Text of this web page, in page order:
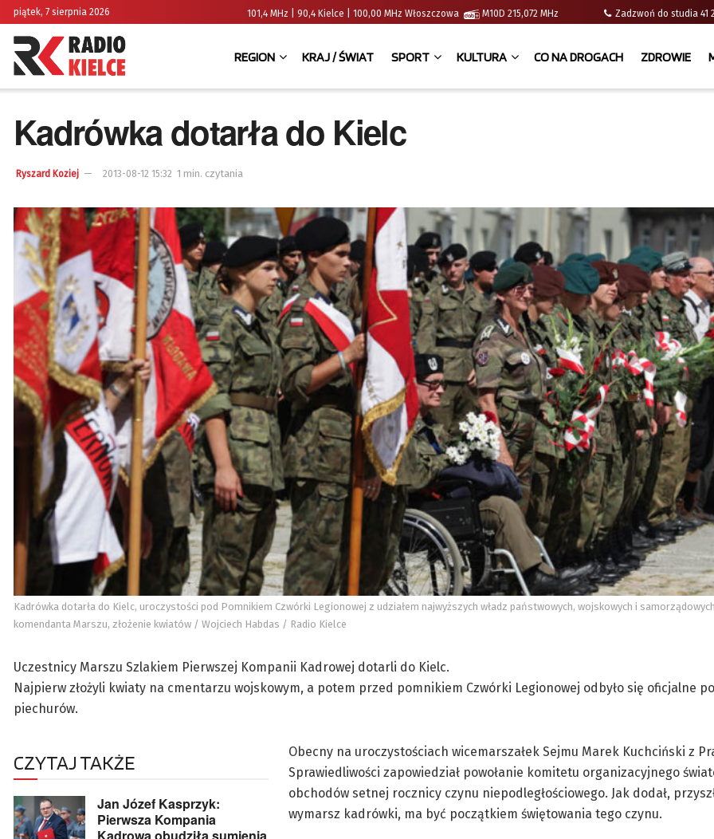
piątek, 7 sierpnia 2026 101,4 MHz | 90,4 Kielce | 100,00 MHz Włoszczowa M10D 215,072 MHz Zadzwoń do studia
REGION KRAJ / ŚWIAT SPORT KULTURA CO NA DROGACH ZDROWIE
Kadrówka dotarła do Kielc
Ryszard Koziej 2013-08-12 15:32 1 min. czytania
Kadrówka dotarła do Kielc, uroczystości pod Pomnikiem Czwórki Legionowej z udziałem najwyższych władz państwowych, wojskowych i
komendanta Marszu, złożenie kwiatów / Wojciech Habdas / Radio Kielce
Uczestnicy Marszu Szlakiem Pierwszej Kompanii Kadrowej dotarli do Kielc.
Najpierw złożyli kwiaty na cmentarzu wojskowym, a potem przed pomnikiem Czwórki Legionowej odbyło się oficjalne
piechurów.
CZYTAJ TAKŻE
Jan Józef Kasprzyk:
Pierwsza Kompania
Obecny na uroczystościach wicemarszałek Sejmu Marek Kuchciński z
Sprawiedliwości zapowiedział powołanie komitetu organizacyjnego
obchodów setnej rocznicy czynu niepodległościowego. Jak dodał,
wymarsz kadrówki, ma być początkiem świętowania tego czynu.